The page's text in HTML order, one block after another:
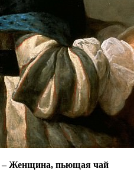
–Женщина, пьющая чай